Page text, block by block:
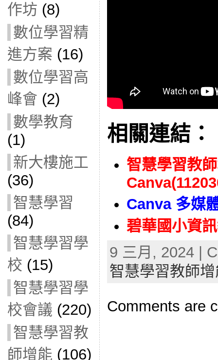
作坊 (8)
數位學習精
進方案 (16)
數位學習高
峰會 (2)
數學教育
(1)
新大樓施工
(36)
智慧學習
(84)
智慧學習學
校 (15)
智慧學習學
校會議 (220)
智慧學習教
師增能 (106)
相關連結：
智慧學習教
Canva 多媒
碧華國小資
9 三月, 2024 |
智慧學習教師
Comments are